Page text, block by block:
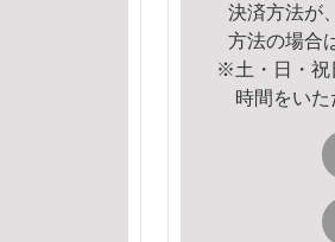
決済方法が
方法の場合
※土・日・祝
時間をいた